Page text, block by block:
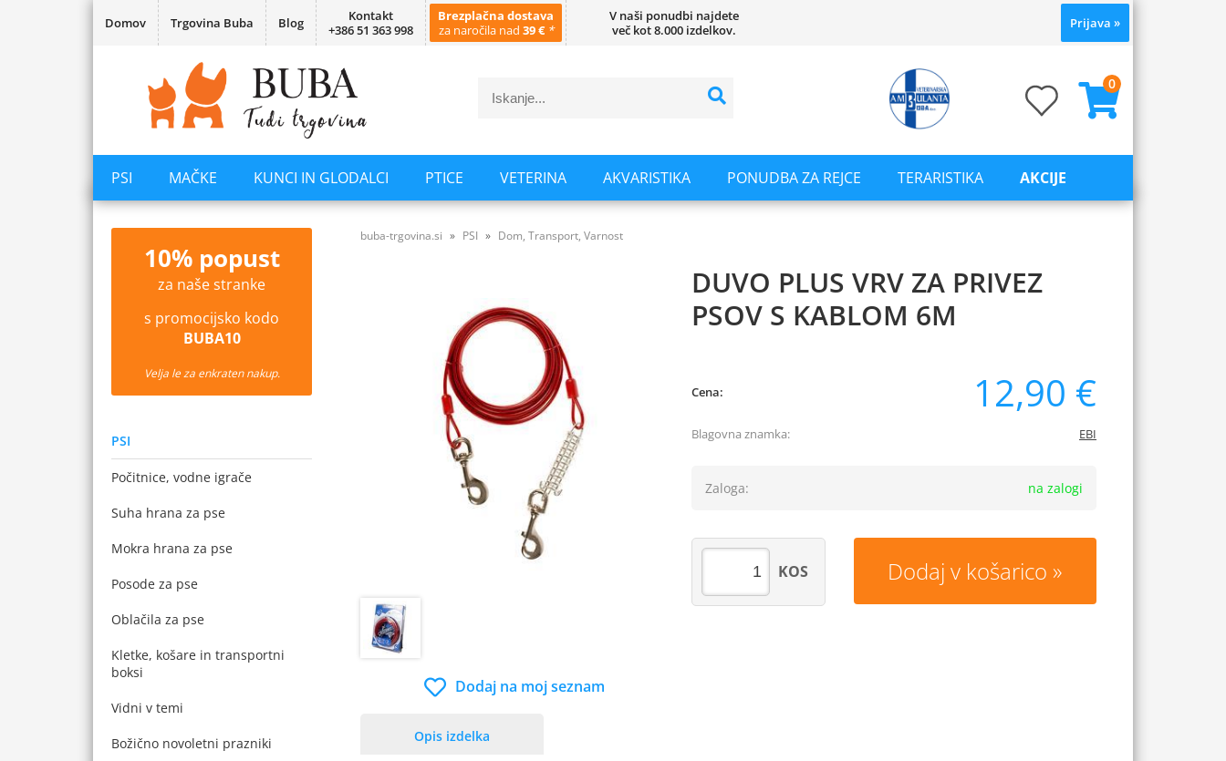
Domov Trgovina Buba Blog
Kontakt
+386 51 363 998
Brezplačna dostava
za naročila nad 39 € *
V naši ponudbi najdete
več kot 8.000 izdelkov.
Prijava »
0
PSI MAČKE KUNCI IN GLODALCI PTICE VETERINA AKVARISTIKA PONUDBA ZA REJCE TERARISTIKA AKCIJE
10% popust
za naše stranke
s promocijsko kodo
BUBA10
Velja le za enkraten nakup.
PSI
Počitnice, vodne igrače
Suha hrana za pse
Mokra hrana za pse
Posode za pse
Oblačila za pse
Kletke, košare in transportni
boksi
Vidni v temi
Božično novoletni prazniki
buba-trgovina.si PSI Dom, Transport, Varnost
DUVO PLUS VRV ZA PRIVEZ
PSOV S KABLOM 6M
Dodaj na moj seznam
Cena: 12,90 €
Blagovna znamka: EBI
Zaloga: na zalogi
Dodaj v košarico
KOS
Opis izdelka